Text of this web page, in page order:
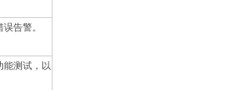
告警。
能测试，以